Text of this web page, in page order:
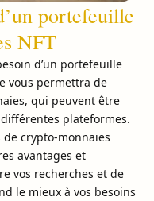
portefeuille
NFT
d’un portefeuille
vous permettra de
qui peuvent être
plateformes.
crypto-monnaies
avantages et
vos recherches et de
le mieux à vos besoins